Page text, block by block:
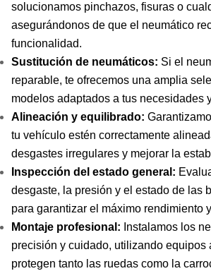
solucionamos pinchazos, fisuras o
asegurándonos de que el neumático
funcionalidad.
Sustitución de neumáticos: Si el
reparable, te ofrecemos una amplia
modelos adaptados a tus necesidades
Alineación y equilibrado:
tu vehículo estén correctamente
desgastes irregulares y mejorar la
Inspección del estado general:
desgaste, la presión y el estado de las
para garantizar el máximo rendimiento
Montaje profesional: Instalamos los
precisión y cuidado, utilizando equipos
protegen tanto las ruedas como la